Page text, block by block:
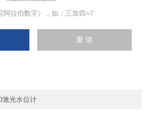
阿拉伯数字），如：三加四=7
激光水位计